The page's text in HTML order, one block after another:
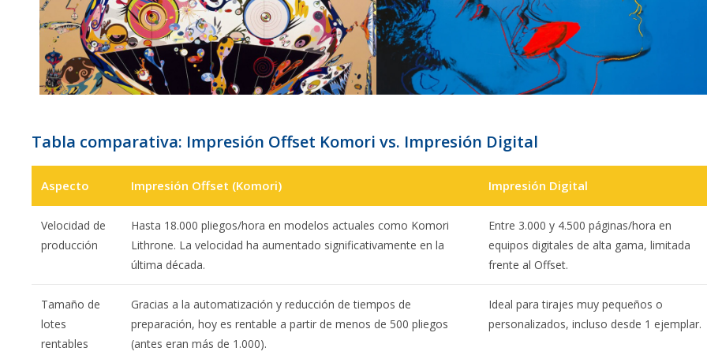
Tabla comparativa: Impresión Offset Komori vs. Impresión Digital
Aspecto Impresión Offset (Komori) Impresión Digital
Velocidad de
producción
Hasta 18.000 pliegos/hora en modelos actuales como Komori
Lithrone. La velocidad ha aumentado significativamente en la
última década.
Entre 3.000 y 4.500 páginas/hora en
equipos digitales de alta gama, limitada
frente al Offset.
Tamaño de
lotes
rentables
Gracias a la automatización y reducción de tiempos de
preparación, hoy es rentable a partir de menos de 500 pliegos
(antes eran más de 1.000).
Ideal para tirajes muy pequeños o
personalizados, incluso desde 1 ejemplar.